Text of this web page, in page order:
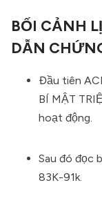
BỐI CẢNH
DẪN
Đầu tiên
BÍ MẬT
hoạt động.
Sau đó đọc
83K-91k